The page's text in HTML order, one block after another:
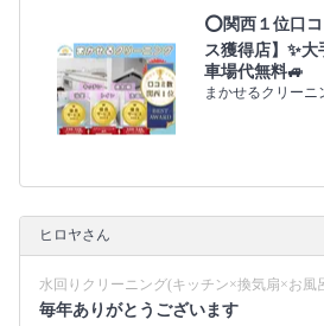
⭕関西１位口
ス獲得店】✨
車場代無料🚙
まかせるクリーニ
ヒロヤさん
水回りクリーニング(キッチン×換気扇×お風
毎年ありがとうございます